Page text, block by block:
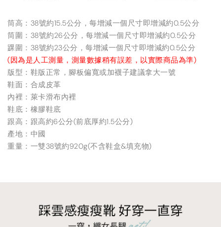
筒高：38號約15.5公分，每增減一個尺寸即增減約0.5公分
筒圍：38號約26公分，每增減一個尺寸即增減約0.5公分
踝圍：38號約23公分，每增減一個尺寸即增減約0.5公分
(因為是人工測量，測量數據稍有誤差，以實際商品為準)
版型：鞋版正常，腳板偏寬或加襪子建議拿大一號
鞋面：合成皮革
內裡：萊卡滑布內裡
鞋底：橡膠鞋底
跟高：跟高約6公分(前底厚約1.5公分)
產地：中國
重量：一雙38號約920g(不含鞋盒&填充物)